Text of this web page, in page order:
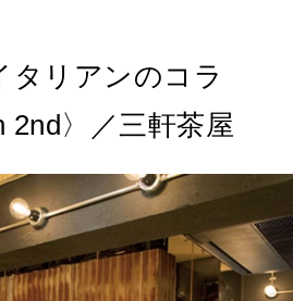
タリアンのコラ
2nd〉／三軒茶屋